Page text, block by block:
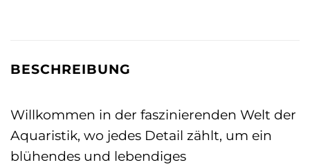
BESCHREIBUNG
Willkommen in der faszinierenden Welt der
Aquaristik, wo jedes Detail zählt, um ein
blühendes und lebendiges